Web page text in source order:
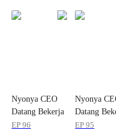
Nyonya CEO
Datang Bekerja
EP96
Nyonya
Datang
EP95